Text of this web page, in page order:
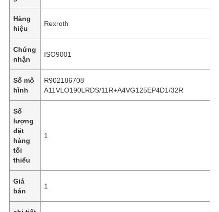
Hàng
hiệu
Rexroth
Chứng
nhận
ISO9001
Số mô
hình
R902186708
A11VLO190LRDS/11R+A4VG125EP4D1/32R
Số
lượng
đặt
hàng
tối
thiểu
1
Giá
bán
1